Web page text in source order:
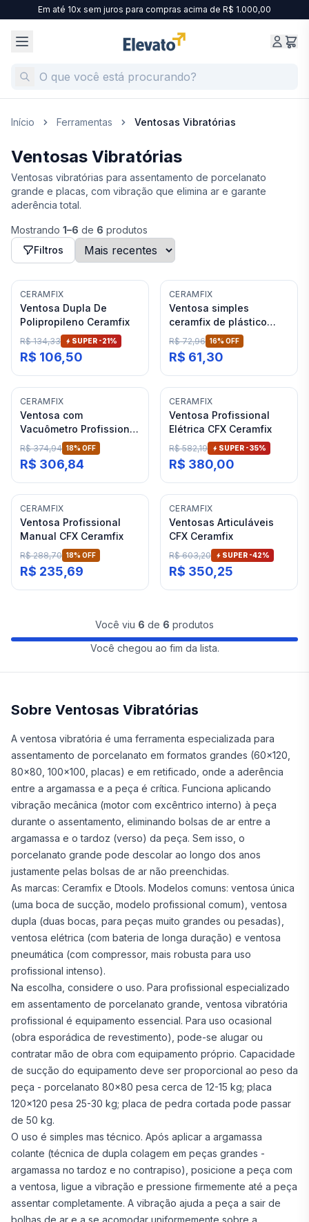
Em até 10x sem juros para compras acima de R$ 1.000,00
Início Ferramentas Ventosas Vibratórias
Ventosas Vibratórias
Ventosas vibratórias para assentamento de porcelanato
grande e placas, com vibração que elimina ar e garante
aderência total.
Mostrando 1–6 de 6 produtos
Filtros
CERAMFIX
Ventosa Dupla De
Polipropileno Ceramfix
R$ 134,33 SUPER -21%
R$ 106,50
CERAMFIX
Ventosa simples
ceramfix de plástico
sucção
R$ 72,96 16% OFF
R$ 61,30
CERAMFIX
Ventosa com
Vacuômetro Profissional
CFX Ceramfix
R$ 374,94 18% OFF
R$ 306,84
CERAMFIX
Ventosa Profissional
Elétrica CFX Ceramfix
R$ 582,19 SUPER -35%
R$ 380,00
CERAMFIX
Ventosa Profissional
Manual CFX Ceramfix
R$ 288,70 18% OFF
R$ 235,69
CERAMFIX
Ventosas Articuláveis
CFX Ceramfix
R$ 603,20 SUPER -42%
R$ 350,25
Você viu 6 de 6 produtos
Você chegou ao fim da lista.
Sobre Ventosas Vibratórias
A ventosa vibratória é uma ferramenta especializada para
assentamento de porcelanato em formatos grandes (60x120,
80x80, 100x100, placas) e em retificado, onde a aderência
entre a argamassa e a peça é crítica. Funciona aplicando
vibração mecânica (motor com excêntrico interno) à peça
durante o assentamento, eliminando bolsas de ar entre a
argamassa e o tardoz (verso) da peça. Sem isso, o
porcelanato grande pode descolar ao longo dos anos
justamente pelas bolsas de ar não preenchidas.
As marcas: Ceramfix e Dtools. Modelos comuns: ventosa única
(uma boca de sucção, modelo profissional comum), ventosa
dupla (duas bocas, para peças muito grandes ou pesadas),
ventosa elétrica (com bateria de longa duração) e ventosa
pneumática (com compressor, mais robusta para uso
profissional intenso).
Na escolha, considere o uso. Para profissional especializado
em assentamento de porcelanato grande, ventosa vibratória
profissional é equipamento essencial. Para uso ocasional
(obra esporádica de revestimento), pode-se alugar ou
contratar mão de obra com equipamento próprio. Capacidade
de sucção do equipamento deve ser proporcional ao peso da
peça - porcelanato 80x80 pesa cerca de 12-15 kg; placa
120x120 pesa 25-30 kg; placa de pedra cortada pode passar
de 50 kg.
O uso é simples mas técnico. Após aplicar a argamassa
colante (técnica de dupla colagem em peças grandes -
argamassa no tardoz e no contrapiso), posicione a peça com
a ventosa, ligue a vibração e pressione firmemente até a peça
assentar completamente. A vibração ajuda a peça a sair de
bolhas de ar e a se acomodar uniformemente sobre a